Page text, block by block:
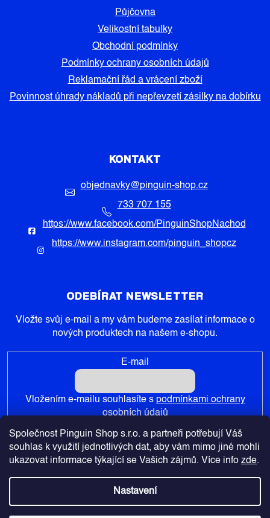
Společnost Pinguin Shop s.r.o. a partneři potřebují Váš
souhlas k využití jednotlivých dat, aby vám mimo jiné mohli
ukazovat informace týkající se Vašich zájmů. Více info zde.
Nastavení
Půjčovna
Velikostní tabulky
Obchodní podmínky
Podmínky ochrany osobních údajů
Reklamační řád a vrácení zboží
Povinnost úhrady nákladů při nepřevzetí zásilky na dobírku
KONTAKT
objednavky@pinguin-shop.cz
733 707 155
https://www.facebook.com/PinguinShopNachod
https://www.instagram.com/pinguin_shopcz
ODEBÍRAT NEWSLETTER
Vložte svůj e-mail a my vám budeme zasílat informace o
nových produktech na našem e-shopu.
E-mail
Vložením e-mailu souhlasíte s podmínkami ochrany
osobních údajů
PŘIHLÁSIT SE
Pinguin-Shop.cz. Všechna práva vyhrazena.